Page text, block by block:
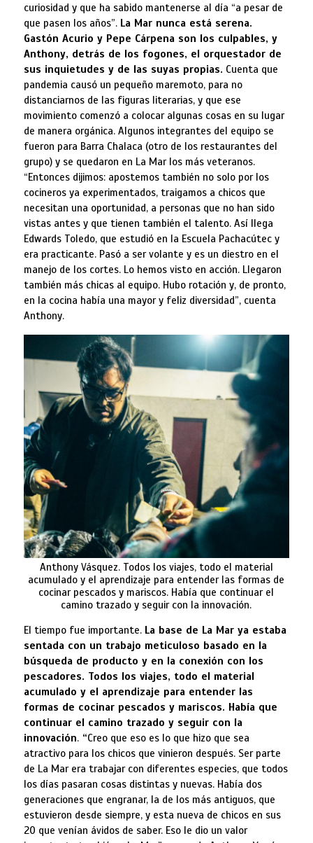
curiosidad y que ha sabido mantenerse al día “a pesar de
que pasen los años”. La Mar nunca está serena.
Gastón Acurio y Pepe Cárpena son los culpables, y
Anthony, detrás de los fogones, el orquestador de
sus inquietudes y de las suyas propias. Cuenta que
pandemia causó un pequeño maremoto, para no
distanciarnos de las figuras literarias, y que ese
movimiento comenzó a colocar algunas cosas en su lugar
de manera orgánica. Algunos integrantes del equipo se
fueron para Barra Chalaca (otro de los restaurantes del
grupo) y se quedaron en La Mar los más veteranos.
“Entonces dijimos: apostemos también no solo por los
cocineros ya experimentados, traigamos a chicos que
necesitan una oportunidad, a personas que no han sido
vistas antes y que tienen también el talento. Así llega
Edwards Toledo, que estudió en la Escuela Pachacútec y
era practicante. Pasó a ser volante y es un diestro en el
manejo de los cortes. Lo hemos visto en acción. Llegaron
también más chicas al equipo. Hubo rotación y, de pronto,
en la cocina había una mayor y feliz diversidad”, cuenta
Anthony.
Anthony Vásquez. Todos los viajes, todo el material
acumulado y el aprendizaje para entender las formas de
cocinar pescados y mariscos. Había que continuar el
camino trazado y seguir con la innovación.
El tiempo fue importante. La base de La Mar ya estaba
sentada con un trabajo meticuloso basado en la
búsqueda de producto y en la conexión con los
pescadores. Todos los viajes, todo el material
acumulado y el aprendizaje para entender las
formas de cocinar pescados y mariscos. Había que
continuar el camino trazado y seguir con la
innovación.“Creo que eso es lo que hizo que sea
atractivo para los chicos que vinieron después. Ser parte
de La Mar era trabajar con diferentes especies, que todos
los días pasaran cosas distintas y nuevas. Había dos
generaciones que engranar, la de los más antiguos, que
estuvieron desde siempre, y esta nueva de chicos en sus
20 que venían ávidos de saber. Eso le dio un valor